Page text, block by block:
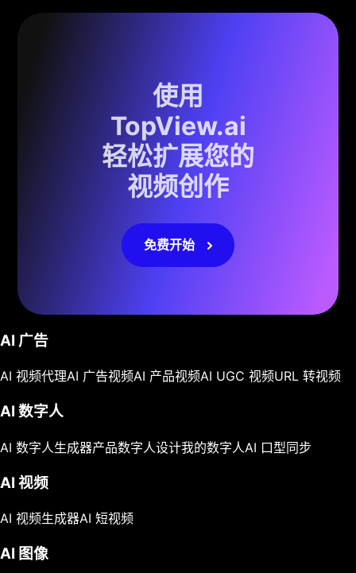
使用
TopView.ai
轻松扩展您的
视频创作
免费开始
AI 广告
AI 视频代理AI 广告视频AI 产品视频AI UGC 视频URL 转视频
AI 数字人
AI 数字人生成器产品数字人设计我的数字人AI 口型同步
AI 视频
AI 视频生成器AI 短视频
AI 图像